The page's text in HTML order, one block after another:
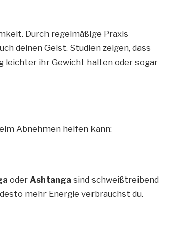
Durch regelmäßige Praxis
deinen Geist. Studien zeigen, dass
leichter ihr Gewicht halten oder sogar
Abnehmen helfen kann:
oder Ashtanga sind schweißtreibend
mehr Energie verbrauchst du.